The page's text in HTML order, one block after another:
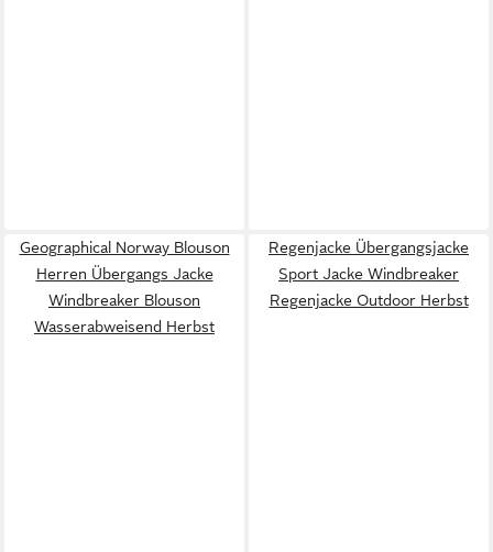
Geographical Norway Blouson
Herren Übergangs Jacke
Windbreaker Blouson
Wasserabweisend Herbst
Regenjacke Übergangsjacke
Sport Jacke Windbreaker
Regenjacke Outdoor Herbst